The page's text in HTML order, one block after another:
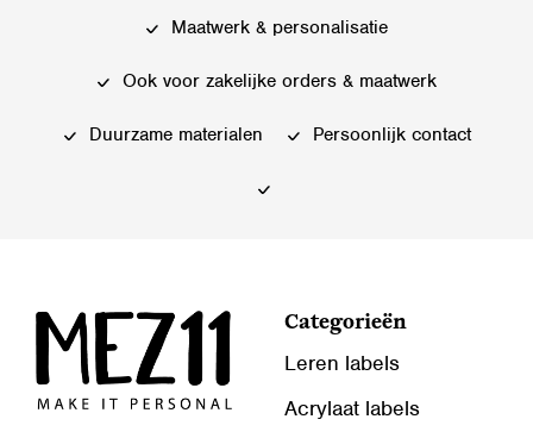
worden
optie
kan
worden
Maatwerk & personalisatie
Ook voor zakelijke orders & maatwerk
Duurzame materialen Persoonlijk contact
Categorieën
Leren labels
Acrylaat labels